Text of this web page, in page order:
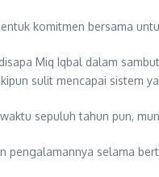
komitmen bersama
Miq Iqbal dalam
sulit mencapai sistem
sepuluh tahun pun,
pengalamannya selama